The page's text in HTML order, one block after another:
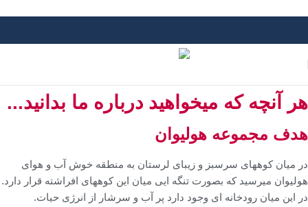
هر آنچه که میخواهید درباره ما بدانید...
هدف مجموعه هولیوان
در میان کوههای سرسبز و زیبای لرستان به منطقه خوش آب و هوای
هولیوان میرسید که بصورت تنگه ایی میان این کوههای افراشته قرار دارد.
در این میان رودخانه ای وجود دارد پر آب و سرشار از انرژی حیات.